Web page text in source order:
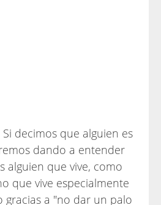
Si decimos que alguien es
dando a entender
alguien que vive, como
que vive especialmente
gracias a "no dar un palo